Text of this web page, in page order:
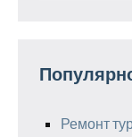
Ремонт